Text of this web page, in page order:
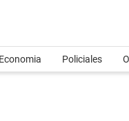
Economia Policiales